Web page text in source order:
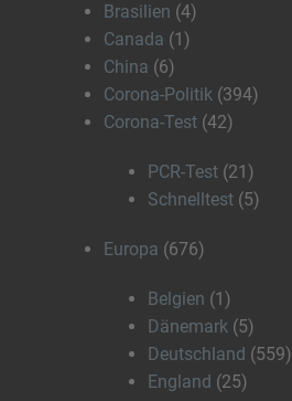
Brasilien (4)
Canada (1)
China (6)
Corona-Politik (394)
Corona-Test (42)
PCR-Test (21)
Schnelltest (5)
Europa (676)
Belgien (1)
Dänemark (5)
Deutschland (559)
England (25)